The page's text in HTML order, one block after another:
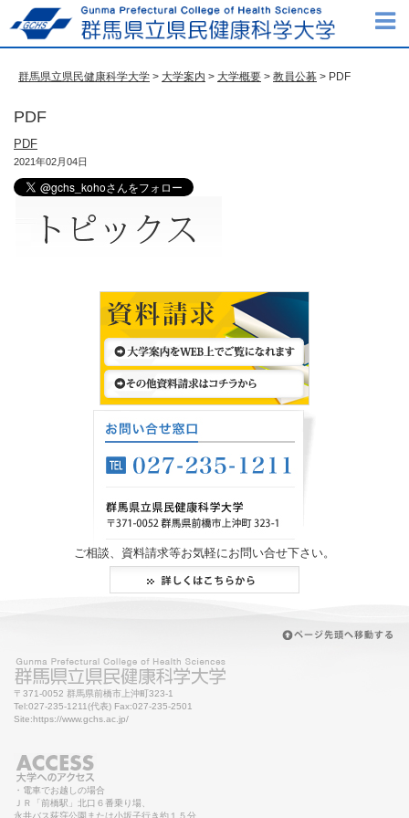
群馬県立県民健康科学大学 > 大学案内 > 大学概要 > 教員公募 > PDF
PDF
PDF
2021年02月04日
ご相談、資料請求等お気軽にお問い合せ下さい。
〒371-0052 群馬県前橋市上沖町323-1
Tel:027-235-1211(代表) Fax:027-235-2501
Site:https://www.gchs.ac.jp/
・電車でお越しの場合
ＪＲ「前橋駅」北口６番乗り場、
永井バス荻窪公園または小坂子行き約１５分